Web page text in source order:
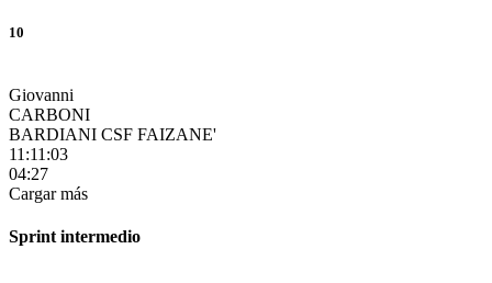
10
Giovanni
CARBONI
BARDIANI CSF FAIZANE'
11:11:03
04:27
Cargar más
Sprint intermedio